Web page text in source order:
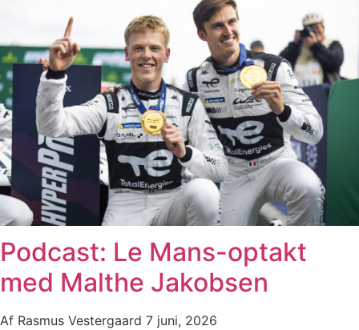
Podcast: Le Mans-optakt
med Malthe Jakobsen
Af Rasmus Vestergaard 7 juni, 2026